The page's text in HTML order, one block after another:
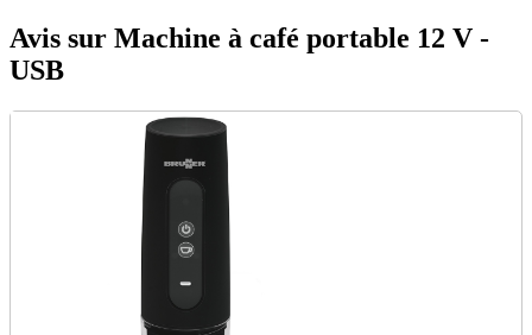
Avis sur Machine à café portable 12 V -
USB